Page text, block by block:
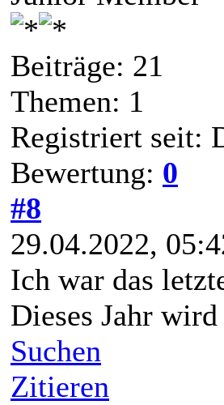
Beiträge: 21
Themen: 1
Registriert seit:
Bewertung: 0
#8
29.04.2022,
Ich war das
Dieses Jahr
Suchen
Zitieren